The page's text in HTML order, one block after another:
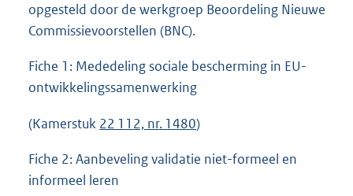
opgesteld door de werkgroep Beoordeling Nieuwe
Commissievoorstellen (BNC).
Fiche 1: Mededeling sociale bescherming in EU-
ontwikkelingssamenwerking
(Kamerstuk 22 112, nr. 1480)
Fiche 2: Aanbeveling validatie niet-formeel en
informeel leren